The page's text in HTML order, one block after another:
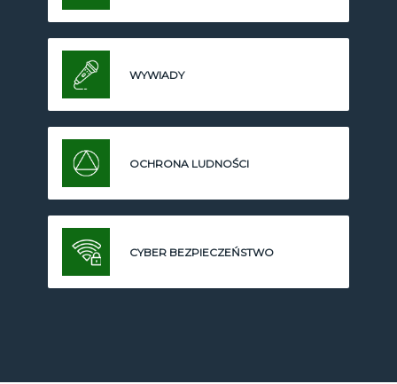
WYWIADY
OCHRONA LUDNOŚCI
CYBER BEZPIECZEŃSTWO